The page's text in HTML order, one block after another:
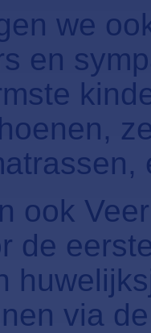
we
en
ook
de
via